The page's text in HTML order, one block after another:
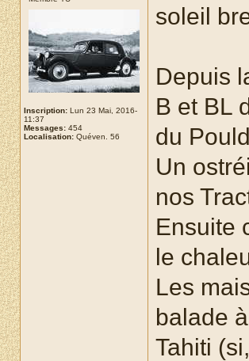
Inscription: Lun 23 Mai, 2016-
11:37
Messages: 454
Localisation: Quéven. 56
soleil
Depuis
B et BL
du
Un
nos
Ensuite
le
Les
balade
Tahiti